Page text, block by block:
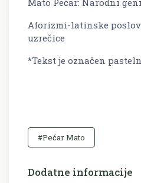
Aforizmi-latinske
uzrečice
*Tekst je označen
#Pećar Mato
Dodatne informacije